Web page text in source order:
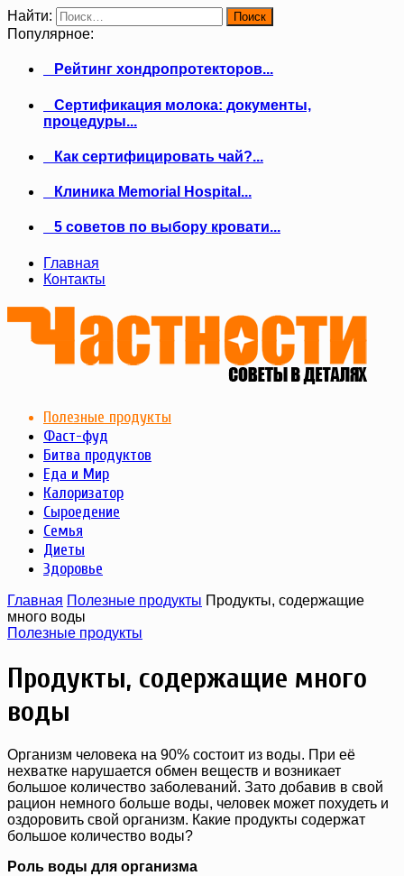
Найти:
Популярное:
Рейтинг хондропротекторов...
Сертификация молока: документы,
процедуры...
Как сертифицировать чай?...
Клиника Memorial Hospital...
5 советов по выбору кровати...
Главная
Контакты
Полезные продукты
Фаст-фуд
Битва продуктов
Еда и Мир
Калоризатор
Сыроедение
Семья
Диеты
Здоровье
Главная Полезные продукты Продукты, содержащие
много воды
Полезные продукты
Продукты, содержащие много
воды
Организм человека на 90% состоит из воды. При её
нехватке нарушается обмен веществ и возникает
большое количество заболеваний. Зато добавив в свой
рацион немного больше воды, человек может похудеть и
оздоровить свой организм. Какие продукты содержат
большое количество воды?
Роль воды для организма